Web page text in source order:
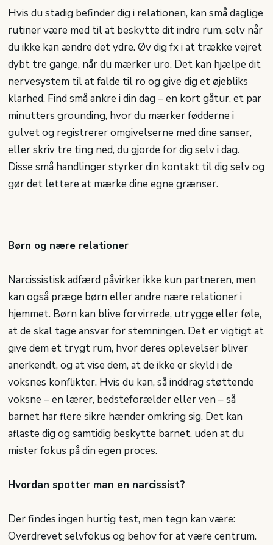
Hvis du stadig befinder dig i relationen, kan små daglige
rutiner være med til at beskytte dit indre rum, selv når
du ikke kan ændre det ydre. Øv dig fx i at trække vejret
dybt tre gange, når du mærker uro. Det kan hjælpe dit
nervesystem til at falde til ro og give dig et øjebliks
klarhed. Find små ankre i din dag – en kort gåtur, et par
minutters grounding, hvor du mærker fødderne i
gulvet og registrerer omgivelserne med dine sanser,
eller skriv tre ting ned, du gjorde for dig selv i dag.
Disse små handlinger styrker din kontakt til dig selv og
gør det lettere at mærke dine egne grænser.
Børn og nære relationer
Narcissistisk adfærd påvirker ikke kun partneren, men
kan også præge børn eller andre nære relationer i
hjemmet. Børn kan blive forvirrede, utrygge eller føle,
at de skal tage ansvar for stemningen. Det er vigtigt at
give dem et trygt rum, hvor deres oplevelser bliver
anerkendt, og at vise dem, at de ikke er skyld i de
voksnes konflikter. Hvis du kan, så inddrag støttende
voksne – en lærer, bedsteforælder eller ven – så
barnet har flere sikre hænder omkring sig. Det kan
aflaste dig og samtidig beskytte barnet, uden at du
mister fokus på din egen proces.
Hvordan spotter man en narcissist?
Der findes ingen hurtig test, men tegn kan være:
Overdrevet selvfokus og behov for at være centrum.